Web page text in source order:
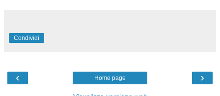
Condividi
‹ ›
Home page